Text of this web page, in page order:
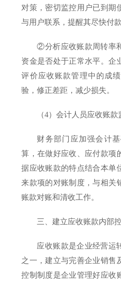
对策，密切监控用户已到期
与用户联系，提醒其尽快付款
②分析应收账款周转率
资金是否处于正常水平。企
评价应收账款管理中的成
验，修正差距，减少损失。
（4）会计人员应收账款
财务部门应加强会计
算，在做好应收、应付款项
据应收账款的特点结合本单
来款项的对账制度，与相关
账款对账和清收工作。
三、建立应收账款内部
应收账款是企业经营运
之一，建立与完善企业销售
控制制度是企业管理好应收